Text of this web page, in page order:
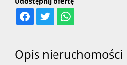
Opis nieruchomości